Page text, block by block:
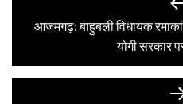
navigation
आजमगढ़: बाहुबली विधायक
योगी सरकार